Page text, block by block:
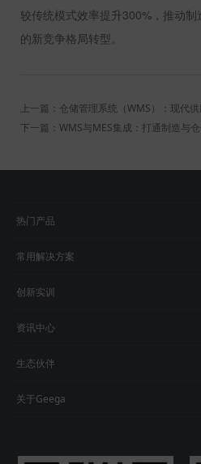
较传统模式效率提升300% ，推动
的新竞争格局转型。
上一篇：仓储管理系统（WMS）：现代
下一篇：WMS与MES集成：打通制造与
热门产品
常用解决方案
创新实训
资讯中心
生态伙伴
关于Geega